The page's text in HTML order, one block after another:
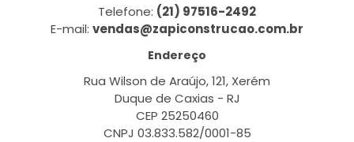
Telefone: (21) 97516-2492
E-mail: vendas@zapiconstrucao.com.br
Endereço
Rua Wilson de Araújo, 121, Xerém
Duque de Caxias - RJ
CEP 25250460
CNPJ 03.833.582/0001-85